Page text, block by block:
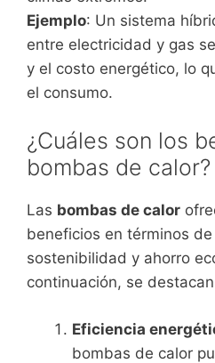
Ejemplo: Un sistema
entre electricidad y gas
y el costo energético, lo
el consumo.
¿Cuáles son los
bombas de calor?
Las bombas de calor
beneficios en términos
sostenibilidad y ahorro
continuación, se
Eficiencia
bombas de calor